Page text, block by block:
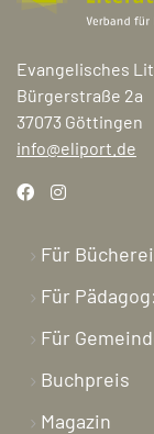
Evangelisches
Bürgerstraße 2a
37073 Göttingen
info@eliport.de
Für
Für
Für
Buchpreis
Magazin